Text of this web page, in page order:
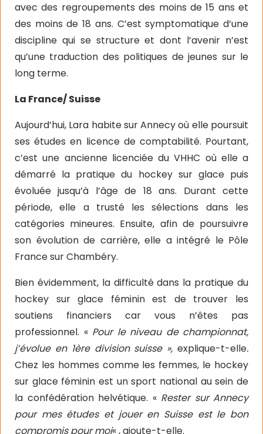
avec des regroupements des moins de 15 ans et
des moins de 18 ans. C’est symptomatique d’une
discipline qui se structure et dont l’avenir n’est
qu’une traduction des politiques de jeunes sur le
long terme.
La France/ Suisse
Aujourd’hui, Lara habite sur Annecy où elle poursuit
ses études en licence de comptabilité. Pourtant,
c’est une ancienne licenciée du VHHC où elle a
démarré la pratique du hockey sur glace puis
évoluée jusqu’à l’âge de 18 ans. Durant cette
période, elle a trusté les sélections dans les
catégories mineures. Ensuite, afin de poursuivre
son évolution de carrière, elle a intégré le Pôle
France sur Chambéry.
Bien évidemment, la difficulté dans la pratique du
hockey sur glace féminin est de trouver les
soutiens financiers car vous n’êtes pas
professionnel. « Pour le niveau de championnat,
j’évolue en 1ère division suisse », explique-t-elle.
Chez les hommes comme les femmes, le hockey
sur glace féminin est un sport national au sein de
la confédération helvétique. « Rester sur Annecy
pour mes études et jouer en Suisse est le bon
compromis pour moi« , ajoute-t-elle.